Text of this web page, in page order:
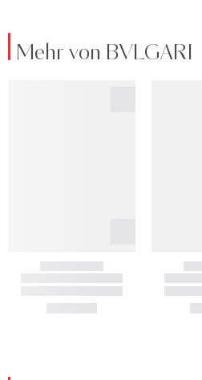
Mehr von BVLGARI